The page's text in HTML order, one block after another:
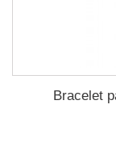
Bracelet